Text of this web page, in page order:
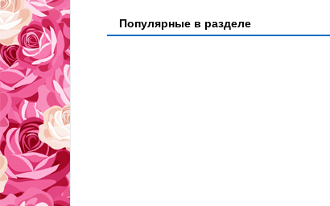
Популярные в разделе